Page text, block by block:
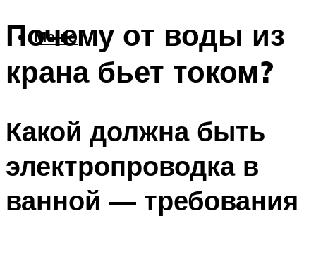
Меню
Почему от воды из
крана бьет током?
Какой должна быть
электропроводка в
ванной — требования